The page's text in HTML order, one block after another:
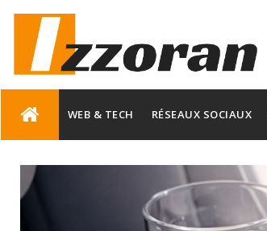
WEB & TECH RÉSEAUX SOCIAUX